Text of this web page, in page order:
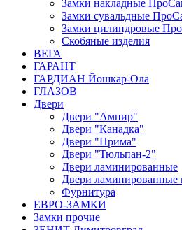
Замки накладные
Замки сувальдные
Замки цилиндровые
Скобяные изделия
ВЕГА
ГАРАНТ
ГАРДИАН Йошкар-Ола
ГЛАЗОВ
Двери
Двери "Ампир"
Двери "Канадка"
Двери "Прима"
Двери "Тюльпан-2"
Двери ламинированные
Двери ламинированные
Фурнитура
ЕВРО-ЗАМКИ
Замки прочие